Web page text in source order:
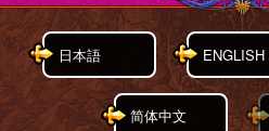
日本語 ENGLISH
简体中文